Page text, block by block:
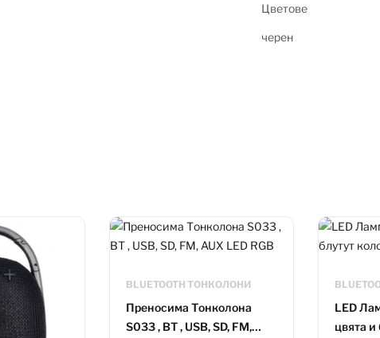
Цветове
черен
BLUETOOTH ТОНКОЛОНИ
Преносима Tонколона
S033 , BT , USB, SD, FM,
LED
цвята и